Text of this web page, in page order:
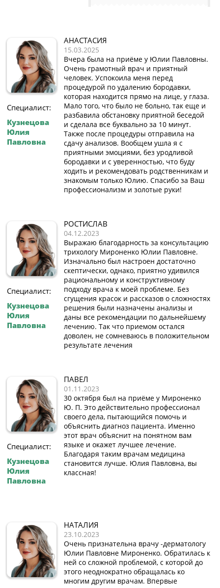
Специалист:
Кузнецова
Юлия
Павловна
АНАСТАСИЯ
15.03.2025
Вчера была на приёме у Юлии Павловны.
Очень грамотный врач и приятный
человек. Успокоила меня перед
процедурой по удалению бородавки,
которая находится прямо на лице, у глаза.
Мало того, что было не больно, так еще и
разбавила обстановку приятной беседой
и сделала все буквально за 10 минут.
Также после процедуры отправила на
сдачу анализов. Вообщем ушла я с
приятными эмоциями, без уродливой
бородавки и с уверенностью, что буду
ходить и рекомендовать родственникам и
знакомым только Юлию. Спасибо за Ваш
профессионализм и золотые руки!
Специалист:
Кузнецова
Юлия
Павловна
РОСТИСЛАВ
04.12.2023
Выражаю благодарность за консультацию
трихологу Мироненко Юлии Павловне.
Изначально был настроен достаточно
скептически, однако, приятно удивился
рациональному и конструктивному
подходу врача к моей проблеме. Без
сгущения красок и рассказов о сложностях
решения были назначены анализы и
даны все рекомендации по дальнейшему
лечению. Так что приемом остался
доволен, не сомневаюсь в положительном
результате лечения
Специалист:
Кузнецова
Юлия
Павловна
ПАВЕЛ
01.11.2023
30 октября был на приёме у Мироненко
Ю. П. Это действительно профессионал
своего дела, пытающийся помочь и
объяснить диагноз пациента. Именно
этот врач объяснит на понятном вам
языке и окажет лучшее лечение.
Благодаря таким врачам медицина
становится лучше. Юлия Павловна, вы
классная!
НАТАЛИЯ
23.10.2023
Очень признательна врачу -дерматологу
Юлии Павловне Мироненко. Обратилась к
ней со сложной проблемой, с которой до
этого неоднократно обращалась ко
многим другим врачам. Впервые